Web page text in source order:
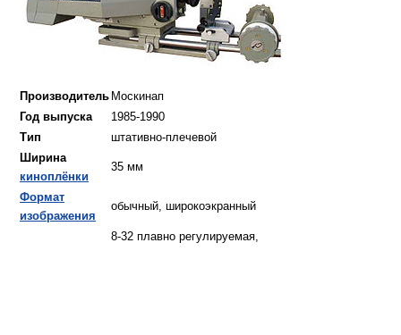
Производитель Москинап
Год выпуска
1985-1990
Тип
штативно-плечевой
Ширина
киноплёнки
35 мм
Формат
изображения
обычный, широкоэкранный
8-32 плавно регулируемая,